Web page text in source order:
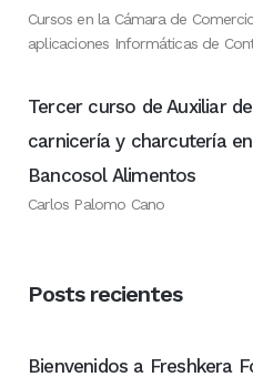
Cursos en la Cámara de
aplicaciones Informáticas de
Tercer curso de Auxiliar
carnicería y charcutería
Bancosol Alimentos
Carlos Palomo Cano
Posts recientes
Bienvenidos a Freshkera